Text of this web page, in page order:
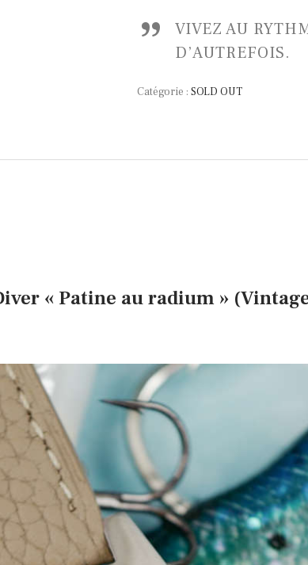
VIVEZ AU
D’AUTREFOIS.
Catégorie : SOLD OUT
« Patine au radium »